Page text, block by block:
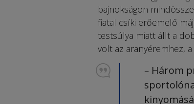
bajnokságon
fiatal csíki erőemelő
testsúlya miatt állt a
volt az aranyéremhez,
– Három